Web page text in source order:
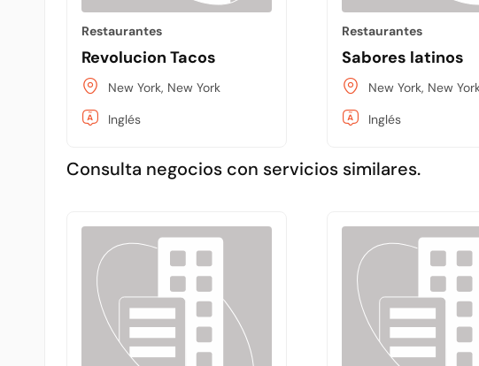
Restaurantes
Revolucion Tacos
New York, New York
Inglés
Restaurantes
Sabores latinos
New York, New
Inglés
Consulta negocios con servicios similares.